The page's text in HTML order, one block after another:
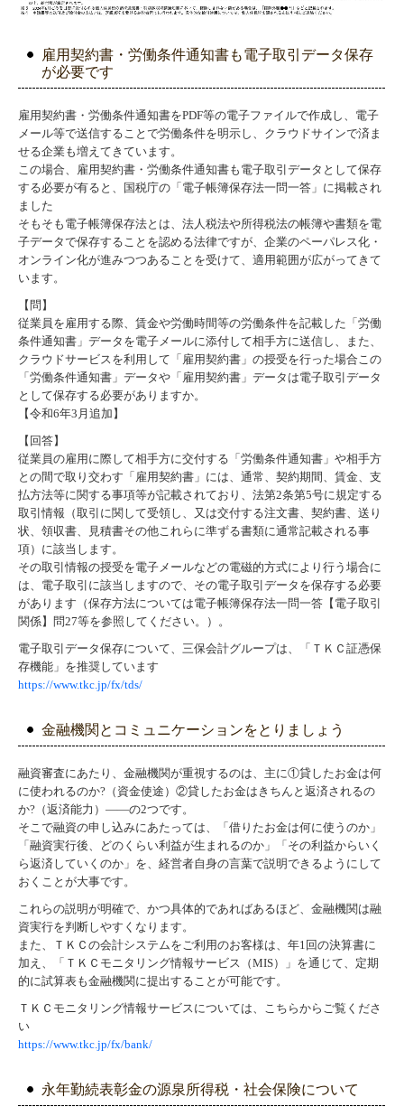
雇用契約書・労働条件通知書も電子取引データ保存
が必要です
雇用契約書・労働条件通知書をPDF等の電子ファイルで作成し、電子
メール等で送信することで労働条件を明示し、クラウドサインで済ま
せる企業も増えてきています。
この場合、雇用契約書・労働条件通知書も電子取引データとして保存
する必要が有ると、国税庁の「電子帳簿保存法一問一答」に掲載され
ました
そもそも電子帳簿保存法とは、法人税法や所得税法の帳簿や書類を電
子データで保存することを認める法律ですが、企業のペーパレス化・
オンライン化が進みつつあることを受けて、 適用範囲が広がってきて
います。
【問】
従業員を雇用する際、賃金や労働時間等の労働条件を記載した「労働
条件通知書」データを電子メールに添付して相手方に送信し、
また、
クラウドサービスを利用して「雇用契約書」の授受を行った場合この
「労働条件通知書」データや「雇用契約書」データは電子取引データ
として保存する必要がありますか。
【令和6年3月追加】
【回答】
従業員の雇用に際して相手方に交付する「労働条件通知書」や相手方
との間で取り交わす「雇用契約書」には、通常、契約期間、賃金、支
払方法等に関する事項等が記載されており、 法第2条第5号に規定する
取引情報（取引に関して受領し、又は交付する注文書、契約書、送り
状、領収書、見積書その他これらに準ずる書類に通常記載される事
項）に該当します。
その取引情報の授受を電子メールなどの電磁的方式により行う場合に
は、電子取引に該当しますので、その電子取引データを保存する必要
があります（保存方法については電子帳簿保存法一問一答【電子取引
関係】問27等を参照してください。）。
電子取引データ保存について、三保会計グループは、「ＴＫＣ証憑保
存機能」を推奨しています
https://www.tkc.jp/fx/tds/
金融機関とコミュニケーションをとりましょう
融資審査にあたり、金融機関が重視するのは、主に①貸したお金は何
に使われるのか?（資金使途）②貸したお金はきちんと返済されるの
か?（返済能力）――の2つです。
そこで融資の申し込みにあたっては、「借りたお金は何に使うのか」
「融資実行後、どのくらい利益が生まれるのか」「その利益からいく
ら返済していくのか」を、経営者自身の言葉で説明できるようにして
おくことが大事です。
これらの説明が明確で、かつ具体的であればあるほど、金融機関は融
資実行を判断しやすくなります。
また、ＴＫＣの会計システムをご利用のお客様は、年1回の決算書に
加え、「ＴＫＣモニタリング情報サービス（MIS）」を通じて、定期
的に試算表も金融機関に提出することが可能です。
ＴＫＣモニタリング情報サービスについては、こちらからご覧くださ
い
https://www.tkc.jp/fx/bank/
永年勤続表彰金の源泉所得税・社会保険について